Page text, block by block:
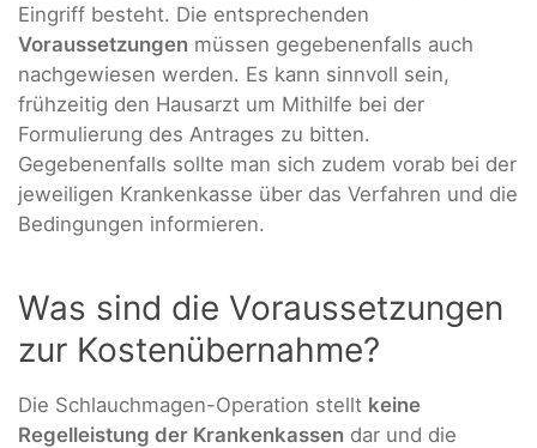
Eingriff besteht. Die entsprechenden
Voraussetzungen müssen gegebenenfalls auch
nachgewiesen werden. Es kann sinnvoll sein,
frühzeitig den Hausarzt um Mithilfe bei der
Formulierung des Antrages zu bitten.
Gegebenenfalls sollte man sich zudem vorab bei der
jeweiligen Krankenkasse über das Verfahren und die
Bedingungen informieren.
Was sind die Voraussetzungen
zur Kostenübernahme?
Die Schlauchmagen-Operation stellt keine
Regelleistung der Krankenkassen dar und die